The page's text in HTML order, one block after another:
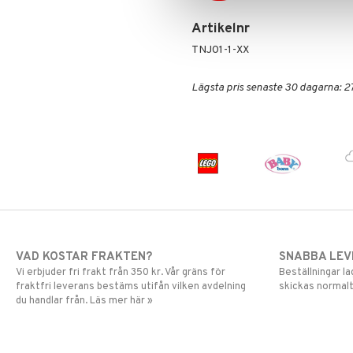
Artikelnr
TNJ01-1-XX
Lägsta pris senaste 30 dagarna:
VAD KOSTAR FRAKTEN?
Vi erbjuder fri frakt från 350 kr. Vår gräns för
fraktfri leverans bestäms utifån vilken avdelning
du handlar från. Läs mer här »
SNABBA
Beställningar
skickas